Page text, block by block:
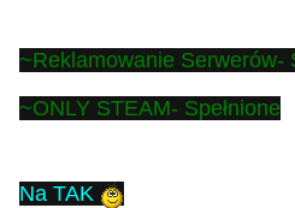
~Reklamowanie Serwerów-
~ONLY STEAM- Spełnione
Na TAK